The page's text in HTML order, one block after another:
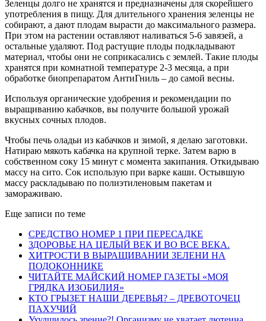
Зеленцы долго не хранятся и предназначены для скорейшего
употребления в пищу. Для длительного хранения зеленцы не
собирают, а дают плодам вырасти до максимального размера.
При этом на растении оставляют наливаться 5-6 завязей, а
остальные удаляют. Под растущие плоды подкладывают
материал, чтобы они не соприкасались с землей. Такие плоды
хранятся при комнатной температуре 2-3 месяца, а при
обработке биопрепаратом АнтиГниль – до самой весны.
Используя органические удобрения и рекомендации по
выращиванию кабачков, вы получите большой урожай
вкусных сочных плодов.
Чтобы печь оладьи из кабачков и зимой, я делаю заготовки.
Натираю мякоть кабачка на крупной терке. Затем варю в
собственном соку 15 минут с момента закипания. Откидываю
массу на сито. Сок использую при варке каши. Остывшую
массу раскладываю по полиэтиленовым пакетам и
замораживаю.
Еще записи по теме
СРЕДСТВО НОМЕР 1 ПРИ ПЕРЕСАДКЕ
ЗДОРОВЬЕ НА ЦЕЛЫЙ ВЕК И ВО ВСЕ ВЕКА.
ХИТРОСТИ В ВЫРАЩИВАНИИ ЗЕЛЕНИ НА
ПОДОКОННИКЕ
ЧИТАЙТЕ МАЙСКИЙ НОМЕР ГАЗЕТЫ «МОЯ
ГРЯДКА ИЗОБИЛИЯ»
КТО ГРЫЗЕТ НАШИ ДЕРЕВЬЯ? – ДРЕВОТОЧЕЦ
ПАХУЧИЙ